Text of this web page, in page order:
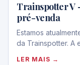
Trainspotter V
pré-venda
Estamos
da Trainspotter. A
LER MAIS →